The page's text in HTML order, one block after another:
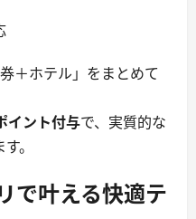
＋ホテル」をまとめて
イント付与で、実質的な
。
で叶える快適テ